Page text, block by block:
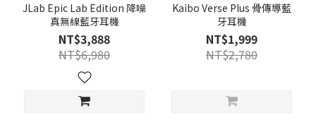
JLab Epic Lab Edition 降噪
真無線藍牙耳機
NT$3,888
NT$6,980
Kaibo Verse Plus 骨傳導藍
牙耳機
NT$1,999
NT$2,780